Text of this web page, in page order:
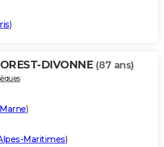
)
DIVONNE (87 ans)
Marne)
Maritimes)